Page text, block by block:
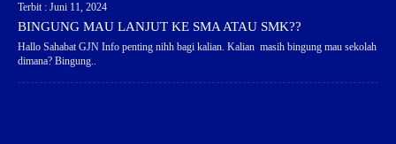
Terbit : Juni 11, 2024
BINGUNG MAU LANJUT KE SMA ATAU SMK??
Hallo Sahabat GJN Info penting nihh bagi kalian. Kalian masih bingung mau sekolah
dimana? Bingung..